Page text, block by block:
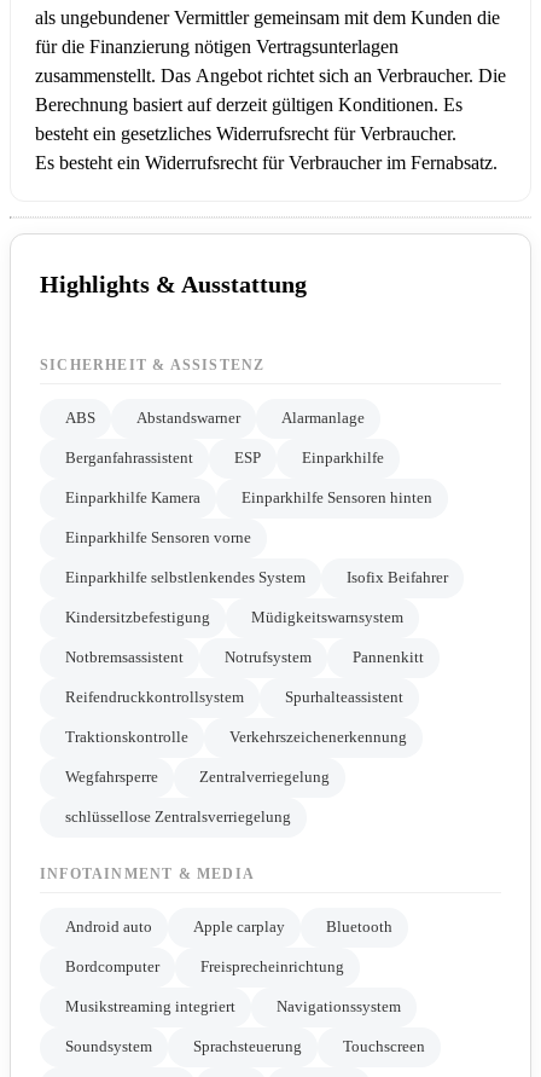
als ungebundener Vermittler gemeinsam mit dem Kunden die
für die Finanzierung nötigen Vertragsunterlagen
zusammenstellt. Das Angebot richtet sich an Verbraucher. Die
Berechnung basiert auf derzeit gültigen Konditionen. Es
besteht ein gesetzliches Widerrufsrecht für Verbraucher.
Es besteht ein Widerrufsrecht für Verbraucher im Fernabsatz.
Highlights & Ausstattung
SICHERHEIT & ASSISTENZ
ABS Abstandswarner Alarmanlage
Berganfahrassistent ESP Einparkhilfe
Einparkhilfe Kamera Einparkhilfe Sensoren hinten
Einparkhilfe Sensoren vorne
Einparkhilfe selbstlenkendes System Isofix Beifahrer
Kindersitzbefestigung Müdigkeitswarnsystem
Notbremsassistent Notrufsystem Pannenkitt
Reifendruckkontrollsystem Spurhalteassistent
Traktionskontrolle Verkehrszeichenerkennung
Wegfahrsperre Zentralverriegelung
schlüssellose Zentralsverriegelung
INFOTAINMENT & MEDIA
Android auto Apple carplay Bluetooth
Bordcomputer Freisprecheinrichtung
Musikstreaming integriert Navigationssystem
Soundsystem Sprachsteuerung Touchscreen